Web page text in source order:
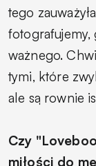
tego
fotografujemy,
ważnego.
tymi, które
ale są rownie
Czy
miłości do